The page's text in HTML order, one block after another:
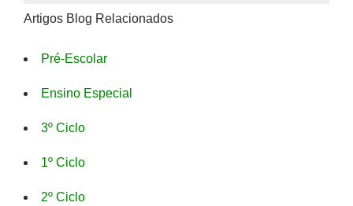
Artigos Blog Relacionados
Pré-Escolar
Ensino Especial
3º Ciclo
1º Ciclo
2º Ciclo